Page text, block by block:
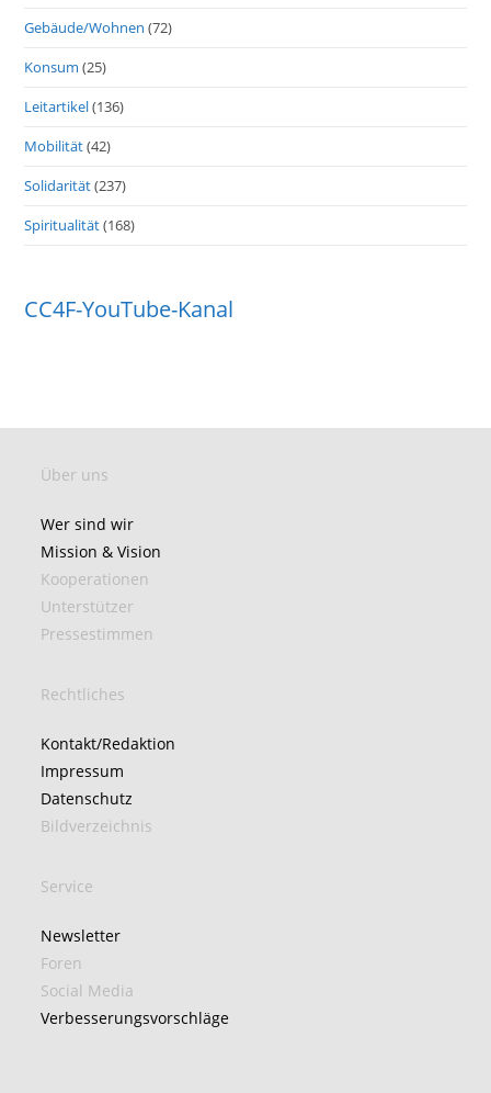
Gebäude/Wohnen (72)
Konsum (25)
Leitartikel(136)
Mobilität(42)
Solidarität(237)
Spiritualität(168)
CC4F-YouTube-Kanal
Über uns
Wer sind wir
Mission & Vision
Kooperationen
Unterstützer
Pressestimmen
Rechtliches
Kontakt/Redaktion
Impressum
Datenschutz
Bildverzeichnis
Service
Newsletter
Foren
Social Media
Verbesserungsvorschläge